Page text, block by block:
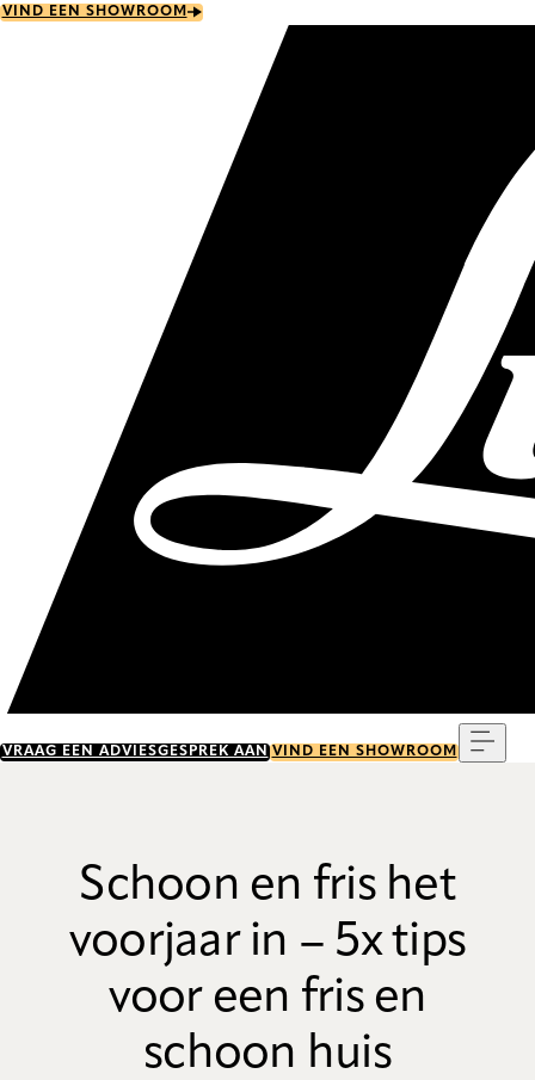
Skip
VIND EEN SHOWROOM
VRAAG EEN ADVIESGESPREK AAN VIND EEN SHOWROOM
Schoon en fris het
voorjaar in – 5x tips
voor een fris en
schoon huis